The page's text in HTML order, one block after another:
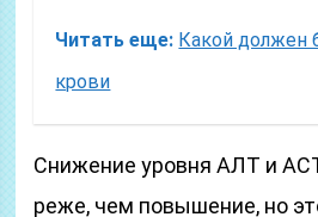
Читать еще: Какой должен
крови
Снижение уровня АЛТ и
реже, чем повышение, но